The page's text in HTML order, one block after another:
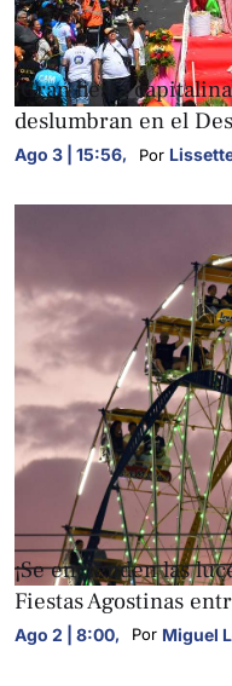
FOTOGALERÍAS
¡Gran fiesta
deslumbran en el
Ago 3 | 15:56, Por
FOTOGALERÍAS
¡Se encienden las
Fiestas Agostinas
Ago 2 | 8:00, Por Miguel